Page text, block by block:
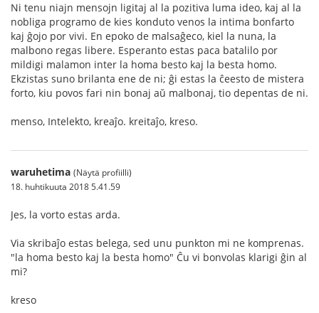
Ni tenu niajn mensojn ligitaj al la pozitiva luma ideo, kaj al la
nobliga programo de kies konduto venos la intima bonfarto
kaj ĝojo por vivi. En epoko de malsaĝeco, kiel la nuna, la
malbono regas libere. Esperanto estas paca batalilo por
mildigi malamon inter la homa besto kaj la besta homo.
Ekzistas suno brilanta ene de ni; ĝi estas la ĉeesto de mistera
forto, kiu povos fari nin bonaj aŭ malbonaj, tio depentas de ni.
menso, Intelekto, kreaĵo. kreitaĵo, kreso.
waruhetima (Näytä profiilli)
18. huhtikuuta 2018 5.41.59
Jes, la vorto estas arda.
Via skribaĵo estas belega, sed unu punkton mi ne komprenas.
"la homa besto kaj la besta homo" Ĉu vi bonvolas klarigi ĝin al
mi?
kreso